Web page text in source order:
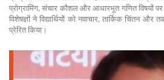
प्रोग्रामिंग, संचार कौशल और आधारभूत गणित विषयों
विशेषज्ञों ने विद्यार्थियों को नवाचार, तार्किक चिंतन
प्रेरित किया।